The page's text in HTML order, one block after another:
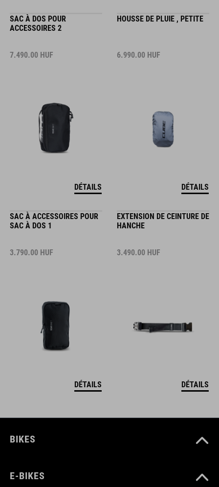
SAC À DOS POUR
ACCESSOIRES 2
7.490.00 HUF
DÉTAILS
HOUSSE DE PLUIE , PETITE
6.990.00 HUF
DÉTAILS
SAC À ACCESSOIRES POUR
SAC À DOS 1
3.790.00 HUF
DÉTAILS
EXTENSION DE CEINTURE DE
HANCHE
3.490.00 HUF
DÉTAILS
BIKES
E-BIKES